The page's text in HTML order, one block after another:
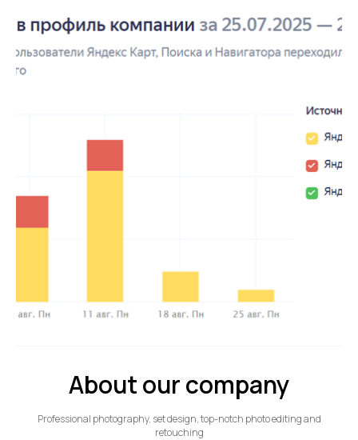
About our company
Professional photography, set design, top-notch photo editing and
retouching